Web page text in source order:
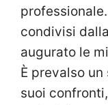
condivisi
augurato le
È prevalso
suoi